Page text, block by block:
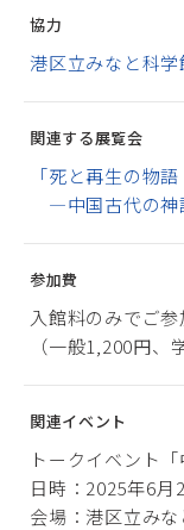
協力
港区立みなと科学
関連する展覧会
「死と再生の物語
―中国古代の神
参加費
入館料のみでご参
（一般1,200円、
関連イベント
トークイベント
日時：2025年6
会場：港区立み